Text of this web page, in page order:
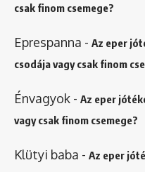
csak finom csemege?
Eprespanna - Az eper
csodája vagy csak finom
Énvagyok - Az eper
vagy csak finom csemege?
Klütyi baba - Az eper